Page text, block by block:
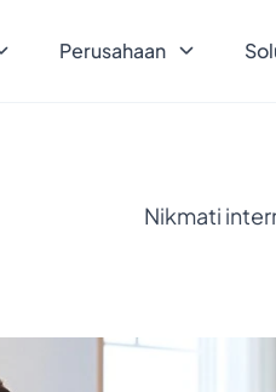
Perusahaan
Nikmati